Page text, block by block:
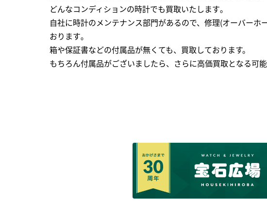
どんなコンディションの時計でも買取いたします｡
自社に時計のメンテナンス部門があるので、修理(オーバー
おります｡
箱や保証書などの付属品が無くても、買取しております。
もちろん付属品がございましたら、さらに高価買取となる可